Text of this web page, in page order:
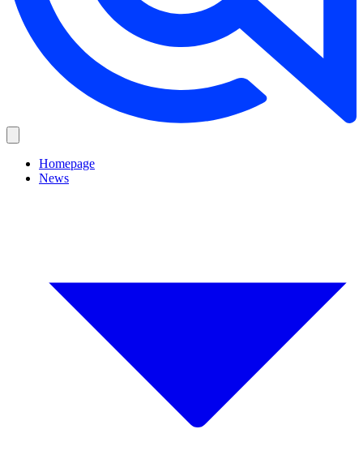
Homepage
News